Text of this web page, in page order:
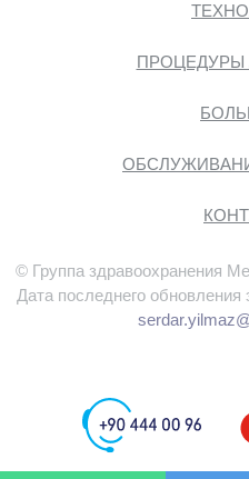
ПРОЦЕДУРЫ
© Группа здравоохранения
Дата последнего обновления